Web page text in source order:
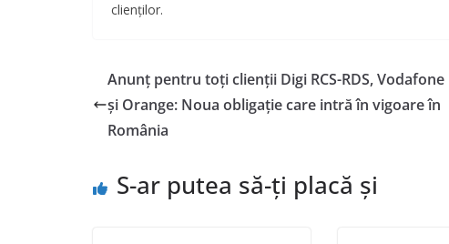
clienților.
Anunț pentru toți clienții Digi RCS-RDS, Vodafone
și Orange: Noua obligație care intră în vigoare în
România
S-ar putea să-ți placă și